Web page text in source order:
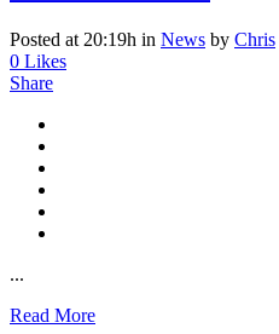
Posted at 20:19h in News by Chris
0 Likes
Share
...
Read More